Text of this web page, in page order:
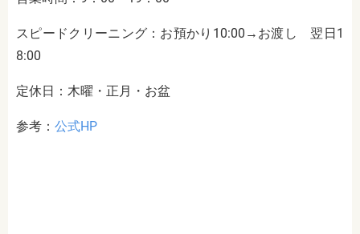
スピードクリーニング：お預かり10:00→お渡し 翌日1
8:00
定休日：木曜・正月・お盆
参考： 公式HP